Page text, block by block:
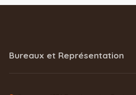
Bureaux et Représentation